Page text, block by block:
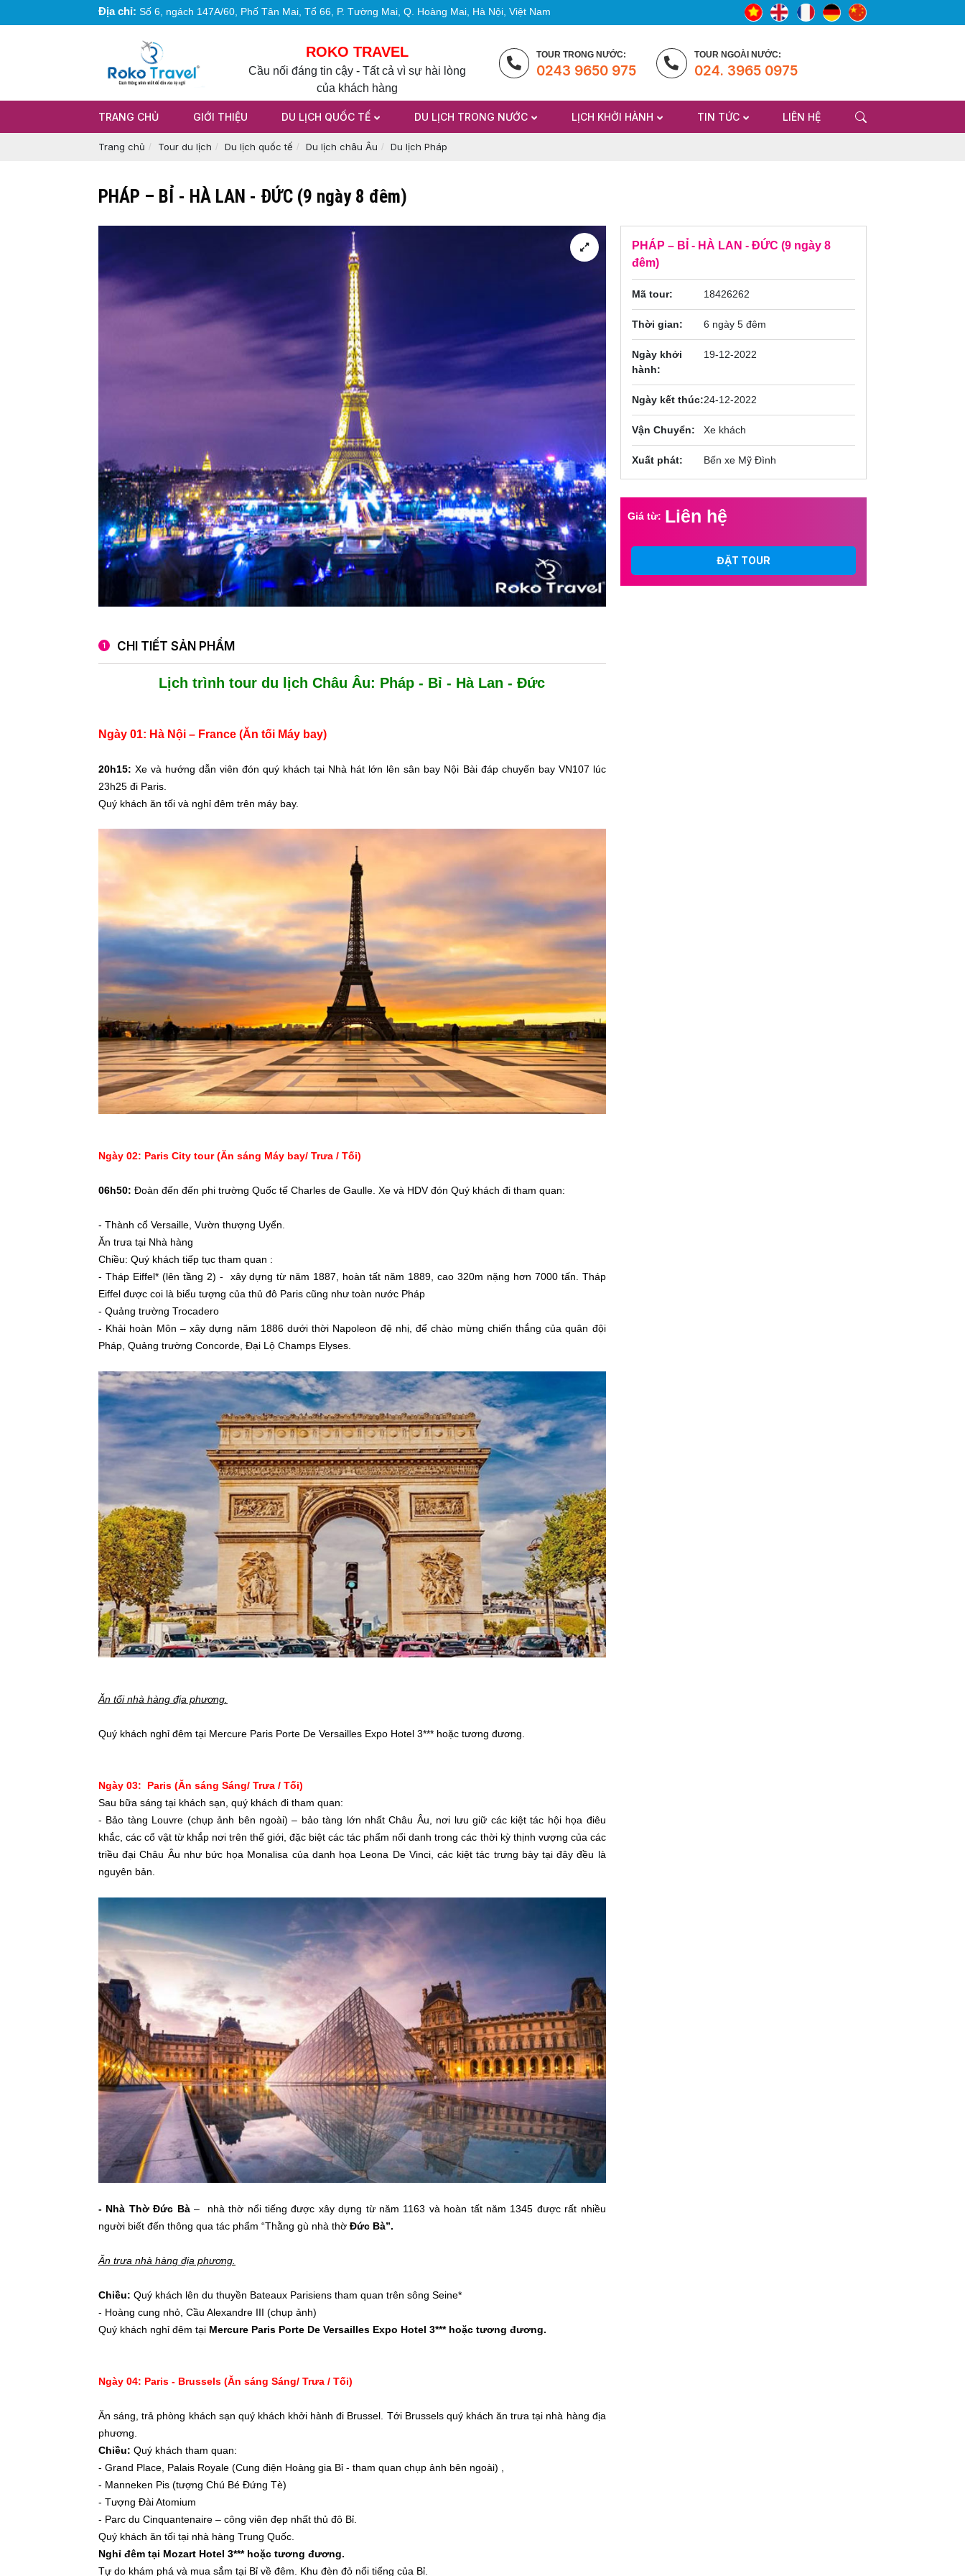
Địa chỉ: Số 6, ngách 147A/60, Phố Tân Mai, Tổ 66, P. Tường Mai, Q. Hoàng Mai, Hà Nội, Việt Nam
ROKO TRAVEL
Cầu nối đáng tin cậy - Tất cả vì sự hài lòng
của khách hàng
TOUR TRONG NƯỚC:
0243 9650 975
TOUR NGOÀI NƯỚC:
024. 3965 0975
TRANG CHỦ GIỚI THIỆU DU LỊCH QUỐC TẾ DU LỊCH TRONG NƯỚC LỊCH KHỞI HÀNH TIN TỨC LIÊN HỆ
Trang chủ Tour du lịch Du lịch quốc tế Du lịch châu Âu Du lịch Pháp
PHÁP – BỈ - HÀ LAN - ĐỨC (9 ngày 8 đêm)
CHI TIẾT SẢN PHẨM
Lịch trình tour du lịch Châu Âu: Pháp - Bỉ - Hà Lan - Đức
Ngày 01: Hà Nội – France (Ăn tối Máy bay)
20h15: Xe và hướng dẫn viên đón quý khách tại Nhà hát lớn lên sân bay Nội Bài đáp chuyến bay VN107 lúc
23h25 đi Paris.
Quý khách ăn tối và nghỉ đêm trên máy bay.
Ngày 02: Paris City tour (Ăn sáng Máy bay/ Trưa / Tối)
06h50: Đoàn đến đến phi trường Quốc tế Charles de Gaulle. Xe và HDV đón Quý khách đi tham quan:
- Thành cổ Versaille, Vườn thượng Uyển.
Ăn trưa tại Nhà hàng
Chiều: Quý khách tiếp tục tham quan :
- Tháp Eiffel* (lên tầng 2) - xây dựng từ năm 1887, hoàn tất năm 1889, cao 320m nặng hơn 7000 tấn. Tháp
Eiffel được coi là biểu tượng của thủ đô Paris cũng như toàn nước Pháp
- Quảng trường Trocadero
- Khải hoàn Môn – xây dựng năm 1886 dưới thời Napoleon đệ nhị, để chào mừng chiến thắng của quân đội
Pháp, Quảng trường Concorde, Đại Lộ Champs Elyses.
Ăn tối nhà hàng địa phương.
Quý khách nghỉ đêm tại Mercure Paris Porte De Versailles Expo Hotel 3*** hoặc tương đương.
Ngày 03: Paris (Ăn sáng Sáng/ Trưa / Tối)
Sau bữa sáng tại khách sạn, quý khách đi tham quan:
- Bảo tàng Louvre (chụp ảnh bên ngoài) – bảo tàng lớn nhất Châu Âu, nơi lưu giữ các kiệt tác hội họa điêu
khắc, các cổ vật từ khắp nơi trên thế giới, đặc biệt các tác phẩm nổi danh trong các thời kỳ thịnh vượng của các
triều đại Châu Âu như bức họa Monalisa của danh họa Leona De Vinci, các kiệt tác trưng bày tại đây đều là
nguyên bản.
- Nhà Thờ Đức Bà– nhà thờ nổi tiếng được xây dựng từ năm 1163 và hoàn tất năm 1345 được rất nhiều
người biết đến thông qua tác phẩm “Thằng gù nhà thờ Đức Bà”.
Ăn trưa nhà hàng địa phương.
Chiều: Quý khách lên du thuyền Bateaux Parisiens tham quan trên sông Seine*
- Hoàng cung nhỏ, Cầu Alexandre III (chụp ảnh)
Quý khách nghỉ đêm tại Mercure Paris Porte De Versailles Expo Hotel 3*** hoặc tương đương.
Ngày 04: Paris - Brussels (Ăn sáng Sáng/ Trưa / Tối)
Ăn sáng, trả phòng khách sạn quý khách khởi hành đi Brussel. Tới Brussels quý khách ăn trưa tại nhà hàng địa
phương.
Chiều: Quý khách tham quan:
- Grand Place, Palais Royale (Cung điện Hoàng gia Bỉ - tham quan chụp ảnh bên ngoài) ,
- Manneken Pis (tượng Chú Bé Đứng Tè)
- Tượng Đài Atomium
- Parc du Cinquantenaire – công viên đẹp nhất thủ đô Bỉ.
Quý khách ăn tối tại nhà hàng Trung Quốc.
Nghỉ đêm tại Mozart Hotel 3*** hoặc tương đương.
Tự do khám phá và mua sắm tại Bỉ về đêm. Khu đèn đỏ nổi tiếng của Bỉ.
PHÁP – BỈ - HÀ LAN - ĐỨC (9 ngày 8
đêm)
Mã tour: 18426262
Thời gian: 6 ngày 5 đêm
Ngày khởi
hành:
19-12-2022
Ngày kết thúc:24-12-2022
Vận Chuyển: Xe khách
Xuất phát: Bến xe Mỹ Đình
Giá từ: Liên hệ
ĐẶT TOUR